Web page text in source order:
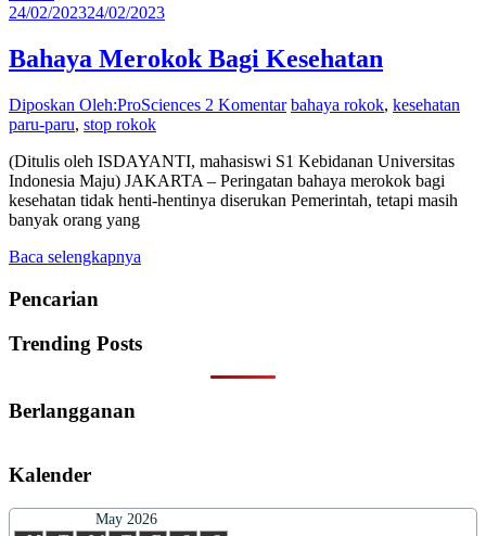
24/02/202324/02/2023
Bahaya Merokok Bagi Kesehatan
Diposkan Oleh:ProSciences 2 Komentar bahaya rokok, kesehatan
paru-paru, stop rokok
(Ditulis oleh ISDAYANTI, mahasiswi S1 Kebidanan Universitas
Indonesia Maju) JAKARTA – Peringatan bahaya merokok bagi
kesehatan tidak henti-hentinya diserukan Pemerintah, tetapi masih
banyak orang yang
Baca selengkapnya
Pencarian
Trending Posts
Berlangganan
Kalender
May 2026